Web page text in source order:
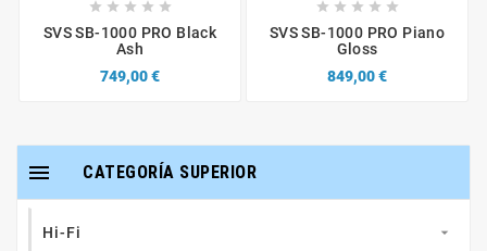
    
SVS SB-1000 PRO Black
Ash
749,00 €
    
SVS SB-1000 PRO Piano
Gloss
849,00 €
CATEGORÍA SUPERIOR

Hi-Fi 